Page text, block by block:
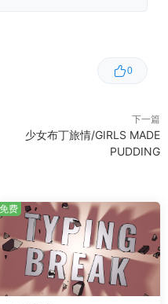
7 64bit or later
Graphics Card
客户端将仅支持
0
下一篇
少女布丁旅情/GIRLS MADE
PUDDING
免费